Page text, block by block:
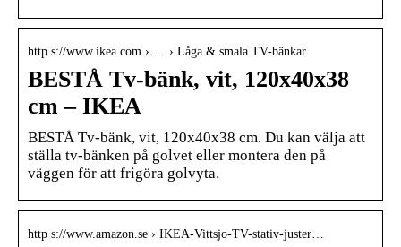
http s://www.ikea.com › … › Låga & smala TV-bänkar
BESTÅ Tv-bänk, vit, 120x40x38
cm – IKEA
BESTÅ Tv-bänk, vit, 120x40x38 cm. Du kan välja att
ställa tv-bänken på golvet eller montera den på
väggen för att frigöra golvyta.
http s://www.amazon.se › IKEA-Vittsjo-TV-stativ-juster…